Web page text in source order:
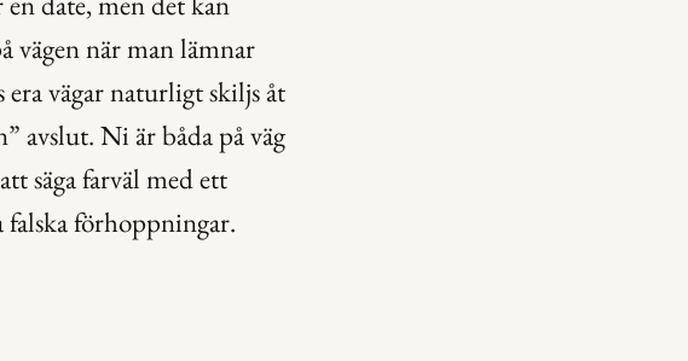
vägen när man lämnar
vägar naturligt skiljs åt
avslut. Ni är båda på väg
säga farväl med ett
falska förhoppningar.